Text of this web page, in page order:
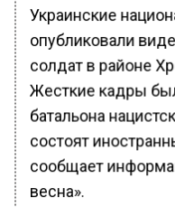
Украинские
опубликовали
солдат в районе
Жесткие кадры
батальона
состоят
сообщает
весна».